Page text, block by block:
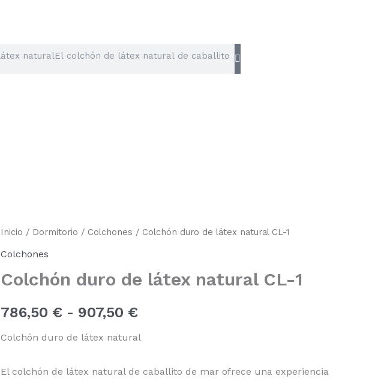
Inicio / Dormitorio / Colchones / Colchón duro de látex natural CL-1
Colchones
Colchón duro de látex natural CL-1
786,50 € - 907,50 €
Rango
precios:
desde
786,50 €
hasta
Colchón duro de látex natural
El colchón de látex natural de caballito de mar ofrece una experiencia
Colchón
de
natural
cantidad